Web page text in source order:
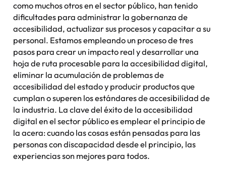
como muchos otros en el sector público, han tenido
dificultades para administrar la gobernanza de
accesibilidad, actualizar sus procesos y capacitar a su
personal. Estamos empleando un proceso de tres
pasos para crear un impacto real y desarrollar una
hoja de ruta procesable para la accesibilidad digital,
eliminar la acumulación de problemas de
accesibilidad del estado y producir productos que
cumplan o superen los estándares de accesibilidad de
la industria. La clave del éxito de la accesibilidad
digital en el sector público es emplear el principio de
la acera: cuando las cosas están pensadas para las
personas con discapacidad desde el principio, las
experiencias son mejores para todos.